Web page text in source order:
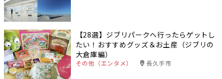
【28選】ジブリパークへ行ったらゲットし
たい！おすすめグッズ＆お土産（ジブリの
大倉庫編）
その他（エンタメ） 長久手市